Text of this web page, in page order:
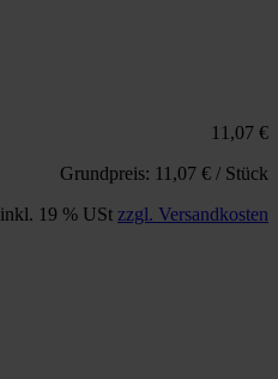
11,07 €
Grundpreis: 11,07 € / Stück
inkl. 19 % USt zzgl. Versandkosten